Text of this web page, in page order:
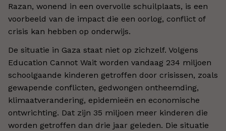
Razan, wonend in een overvolle schuilplaats, is een
voorbeeld van de impact die een oorlog, conflict of
crisis kan hebben op onderwijs.
De situatie in Gaza staat niet op zichzelf. Volgens
Education Cannot Wait worden vandaag 234 miljoen
schoolgaande kinderen getroffen door crisissen, zoals
gewapende conflicten, gedwongen ontheemding,
klimaatverandering, epidemieën en economische
ontwrichting. Dat zijn 35 miljoen meer kinderen die
worden getroffen dan drie jaar geleden. Die situatie